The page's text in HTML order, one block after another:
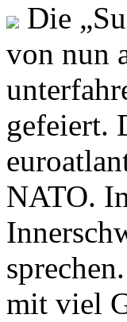
Die
von nun
gefeiert.
NATO.
mit viel